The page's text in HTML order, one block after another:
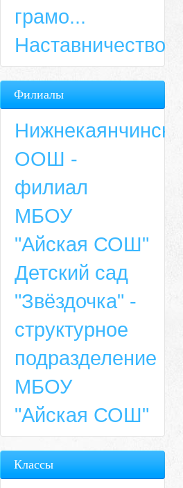
грамо...
Наставничество
Филиалы
Нижнекаянчинская
ООШ -
филиал
МБОУ
"Айская СОШ"
Детский сад
"Звёздочка" -
структурное
подразделение
МБОУ
"Айская СОШ"
Классы